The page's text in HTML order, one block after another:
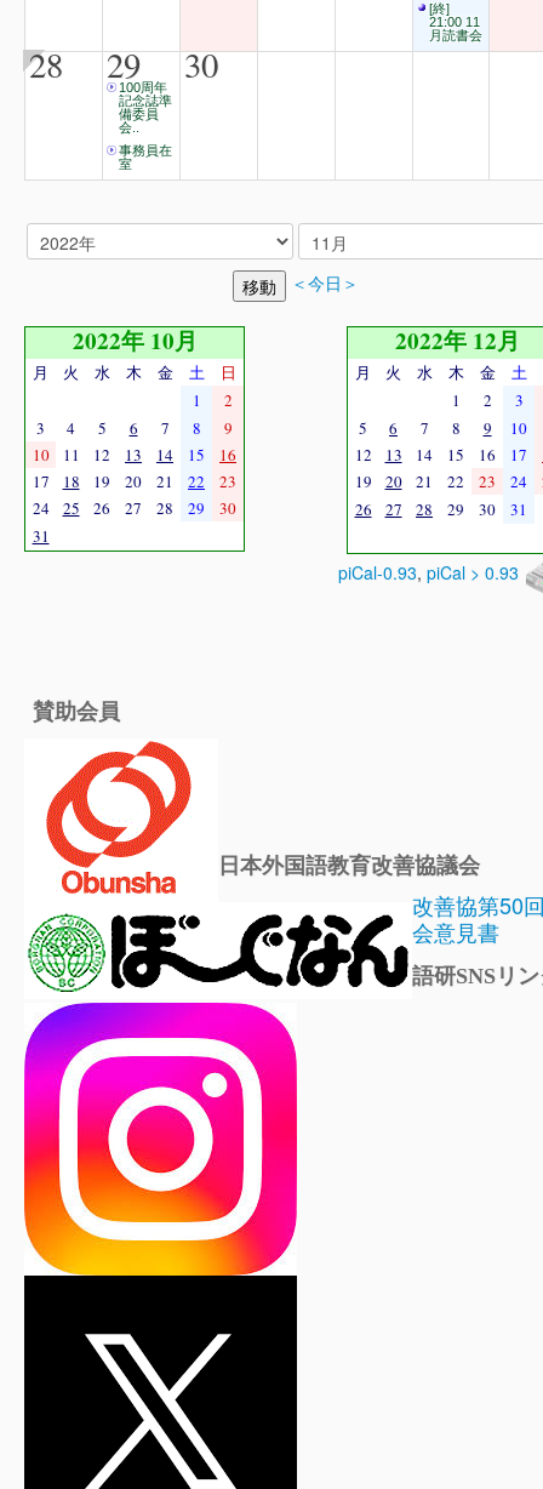
[終]
21:00 11
月読書会
28 29
100周年
記念誌準
備委員
会..
事務員在
室
30
＜今日＞
2022年 10月
月 火 水 木 金 土
日
1
2
3
4 5 6 7 8
9
10
11 12 13 14 15
16
17
18 19 20 21 22
23
24
25 26 27 28 29
30
31
2022年 12月
月 火 水 木 金 土
1
2
3
5
6 7 8 9 10
12
13 14 15 16 17
19
20 21 22 23 24
26
27 28 29 30 31
piCal-0.93, piCal > 0.93
賛助会員
日本外国語教育改善協議会
改善協第50
会意見書
語研SNSリ